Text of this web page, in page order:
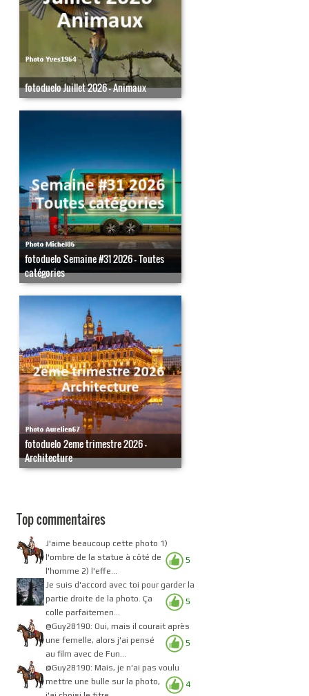
fotoduelo Juillet 2026 - Animaux
fotoduelo Semaine #31 2026 - Toutes
catégories
fotoduelo 2eme trimestre 2026 -
Architecture
Top commentaires
5
J'aime beaucoup cette photo 1)
l'ombre de la statue à côté de
l'homme 2) l'effe...
5
Je suis d'accord avec toi pour garder la
partie droite de la photo. Ça
colle parfaitemen...
5
@Guy28190: Oui, mais il courait après
une femelle, alors j'ai pensé
au film avec de Fun...
4
@Guy28190: Mais, je n'ai pas voulu
mettre une bulle sur la photo,